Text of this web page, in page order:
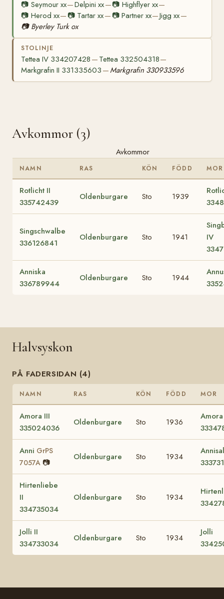
📷 Seymour xx—Delpini xx—📷 Highflyer xx—
📷 Herod xx— 📷 Tartar xx— 📷 Partner xx—Jigg xx—
📷 Byerley Turk ox
STOLINJE
Tettea IV 334207428 — Tettea 332504318—
Markgrafin II 331335603 —Markgrafin 330933596
Avkommor (3)
Avkommor
NAMN RAS KÖN FÖDD MOR
Rotlicht II
335742439
Oldenburgare Sto 1939
Singschwalbe
336126841
Oldenburgare Sto 1941
IV
Anniska
336789944
Oldenburgare Sto 1944
Halvsyskon
PÅ FADERSIDAN (4)
NAMN RAS KÖN FÖDD MOR
Amora III
335024036
Oldenburgare Sto 1936
Amora
Anni GrPS
7057A 📷
Oldenburgare Sto 1934
Hirtenliebe
II
334735034
Oldenburgare Sto 1934
Jolli II
334733034
Oldenburgare Sto 1934
Jolli